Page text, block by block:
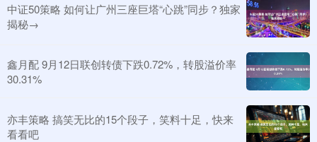
中证50策略 如何让广州三座巨塔“心跳”同步？独家
揭秘→
鑫月配 9月12日联创转债下跌0.72%，转股溢价率
30.31%
亦丰策略 搞笑无比的15个段子，笑料十足，快来
看看吧